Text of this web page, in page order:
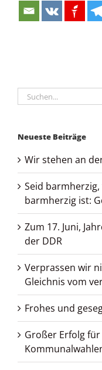
Suche
nach:
Neueste Beiträge
Wir stehen an
Seid
barmherzig ist:
Zum 17. Juni,
der DDR
Verprassen wir
Gleichnis vom
Frohes und
Großer Erfolg für